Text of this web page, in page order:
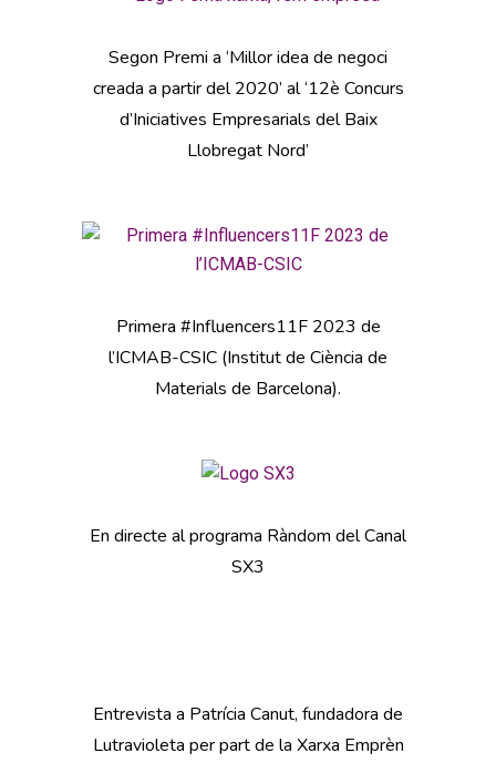
Segon Premi a ‘Millor idea de negoci
creada a partir del 2020’ al ‘12è Concurs
d’Iniciatives Empresarials del Baix
Llobregat Nord’
Primera #Influencers11F 2023 de
l’ICMAB-CSIC (Institut de Ciència de
Materials de Barcelona).
En directe al programa Ràndom del Canal
SX3
Entrevista a Patrícia Canut, fundadora de
Lutravioleta per part de la Xarxa Emprèn